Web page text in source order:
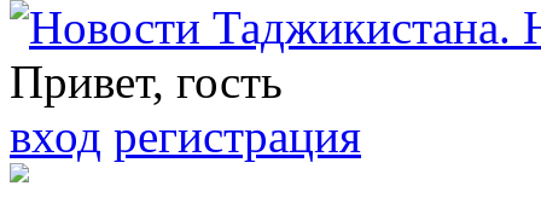
Привет, гость
вход регистрация